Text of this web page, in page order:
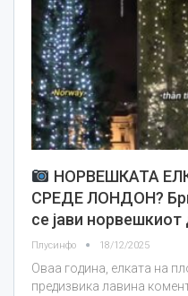
НОРВЕШКАТА
СРЕДЕ ЛОНДОН?
се јави
Плусинфо 18/12/2025
Оваа година, елката на
предизвика лавина